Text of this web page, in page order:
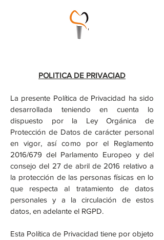
POLITICA DE PRIVACIAD
La presente Política de Privacidad ha sido
desarrollada teniendo en cuenta lo
dispuesto por la Ley Orgánica de
Protección de Datos de carácter personal
en vigor, así como por el Reglamento
2016/679 del Parlamento Europeo y del
consejo del 27 de abril de 2016 relativo a
la protección de las personas físicas en lo
que respecta al tratamiento de datos
personales y a la circulación de estos
datos, en adelante el RGPD.
Esta Política de Privacidad tiene por objeto